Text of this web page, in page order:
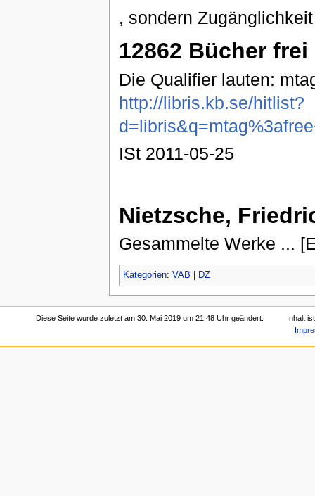
, sondern
12862 Bücher
Die Qualifier lauten:
http://libris.kb.se/hitlist?
ISt 2011-05-25
Nietzsche,
Gesammelte Werke ...
Kategorien: VAB DZ
Diese Seite wurde zuletzt am 30. Mai 2019 um 21:48 Uhr geändert.
Inhalt